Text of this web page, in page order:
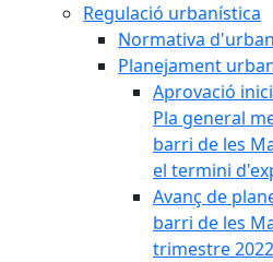
Regulació urbanística
Normativa
Planejament
Aprovació
Pla general
barri de les
el termini
Avanç de
barri de les
trimestre